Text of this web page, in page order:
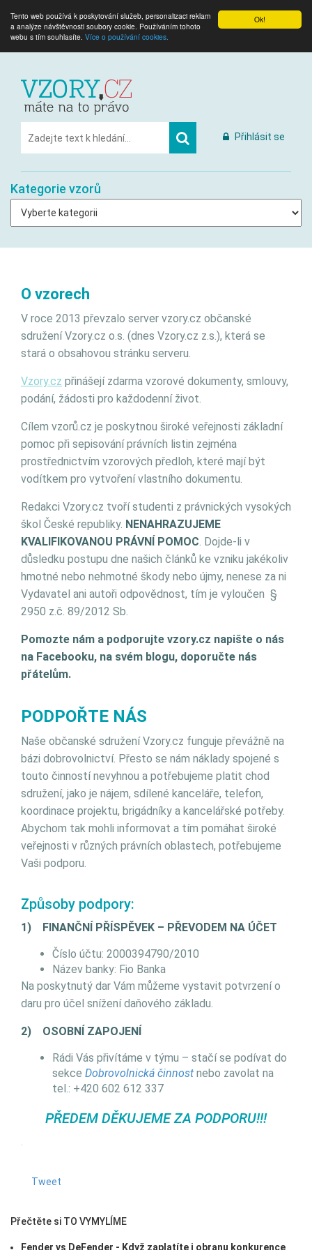
Ok!
Tento web používá k poskytování služeb, personalizaci reklam
a analýze návštěvnosti soubory cookie. Používáním tohoto
webu s tím souhlasíte. Více o používání cookies.
Přihlásit se
Kategorie vzorů
O vzorech
V roce 2013 převzalo server vzory.cz občanské
sdružení Vzory.cz o.s. (dnes Vzory.cz z.s.), která se
stará o obsahovou stránku serveru.
Vzory.cz přinášejí zdarma vzorové dokumenty, smlouvy,
podání, žádosti pro každodenní život.
Cílem vzorů.cz je poskytnou široké veřejnosti základní
pomoc při sepisování právních listin zejména
prostřednictvím vzorových předloh, které mají být
vodítkem pro vytvoření vlastního dokumentu.
Redakci Vzory.cz tvoří studenti z právnických vysokých
škol České republiky. NENAHRAZUJEME
KVALIFIKOVANOU PRÁVNÍ POMOC. Dojde-li v
důsledku postupu dne našich článků ke vzniku jakékoliv
hmotné nebo nehmotné škody nebo újmy, nenese za ni
Vydavatel ani autoři odpovědnost, tím je vyloučen §
2950 z.č. 89/2012 Sb.
Pomozte nám a podporujte vzory.cz napište o nás
na Facebooku, na svém blogu, doporučte nás
přátelům.
PODPOŘTE NÁS
Naše občanské sdružení Vzory.cz funguje převážně na
bázi dobrovolnictví. Přesto se nám náklady spojené s
touto činností nevyhnou a potřebujeme platit chod
sdružení, jako je nájem, sdílené kanceláře, telefon,
koordinace projektu, brigádníky a kancelářské potřeby.
Abychom tak mohli informovat a tím pomáhat široké
veřejnosti v různých právních oblastech, potřebujeme
Vaši podporu.
Způsoby podpory:
1) FINANČNÍ PŘÍSPĚVEK – PŘEVODEM NA ÚČET
Číslo účtu: 2000394790/2010
Název banky: Fio Banka
Na poskytnutý dar Vám můžeme vystavit potvrzení o
daru pro účel snížení daňového základu.
2) OSOBNÍ ZAPOJENÍ
Rádi Vás přivítáme v týmu – stačí se podívat do
sekce Dobrovolnická činnost nebo zavolat na
tel.: +420 602 612 337
PŘEDEM DĚKUJEME ZA PODPORU!!!
.
Tweet
Přečtěte si TO VYMYLÍME
Fender vs DeFender - Když zaplatíte i obranu konkurence